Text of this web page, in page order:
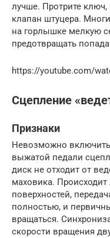
лучше. Протрите ключ,
клапан штуцера.
на горлышке мелкую
предотвращать
https://youtube.com/
Сцепление
Признаки
Невозможно
выжатой педали
диск не отходит от
маховика. Происходит
поверхностей,
полностью, и
вращаться.
скорости вращения